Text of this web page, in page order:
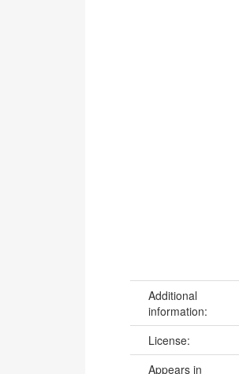
Additional
information:
License:
Appears in